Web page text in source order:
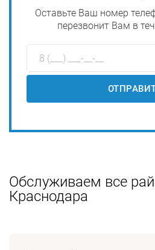
Оставьте Ваш номер
перезвонит Вам в
Обслуживаем все
Краснодара